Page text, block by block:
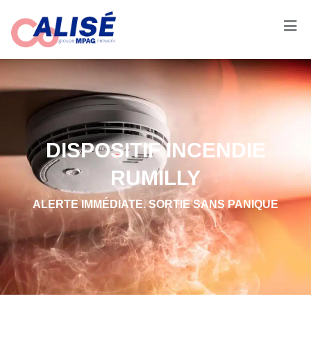
DISPOSITIF INCENDIE
RUMILLY
ALERTE IMMÉDIATE. SORTIE SANS PANIQUE